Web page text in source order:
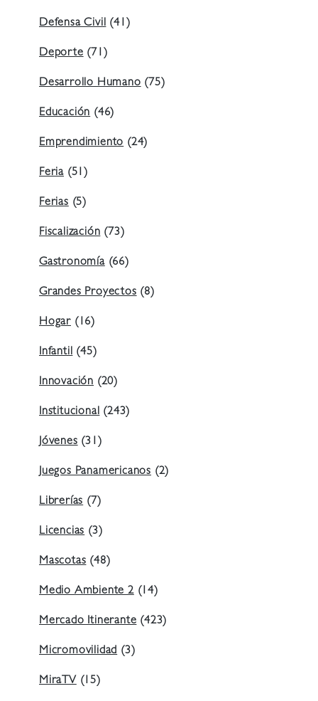
Defensa Civil (41)
Deporte (71)
Desarrollo Humano (75)
Educación (46)
Emprendimiento (24)
Feria (51)
Ferias (5)
Fiscalización (73)
Gastronomía(66)
Grandes Proyectos (8)
Hogar (16)
Infantil (45)
Innovación (20)
Institucional (243)
Jóvenes (31)
Juegos Panamericanos (2)
Librerías (7)
Licencias (3)
Mascotas (48)
Medio Ambiente 2(14)
Mercado Itinerante (423)
Micromovilidad (3)
MiraTV (15)